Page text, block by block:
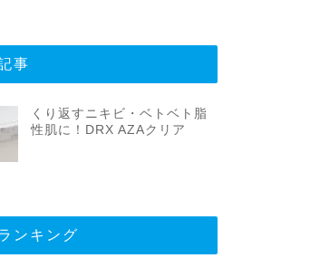
事
くり返すニキビ・ベトベト脂
性肌に！DRX AZAクリア
ンキング